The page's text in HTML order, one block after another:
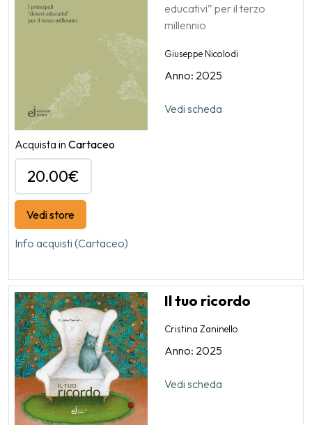
educativi” per il terzo
millennio
Giuseppe Nicolodi
Anno: 2025
Vedi scheda
Acquista in Cartaceo
20.00€
Vedi store
Info acquisti (Cartaceo)
Il tuo ricordo
Cristina Zaninello
Anno: 2025
Vedi scheda